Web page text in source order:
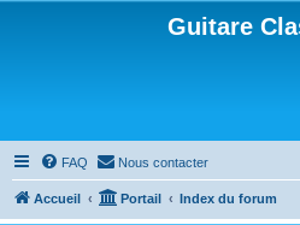
Guitare
FAQ Nous contacter
Accueil Portail Index du forum